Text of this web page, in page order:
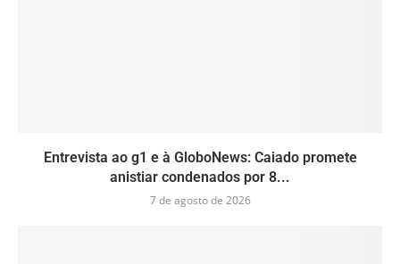
Entrevista ao g1 e à GloboNews: Caiado promete
anistiar condenados por 8...
7 de agosto de 2026